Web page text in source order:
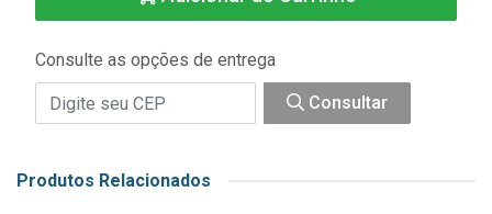
Consulte as opções de entrega
Consultar
Produtos Relacionados